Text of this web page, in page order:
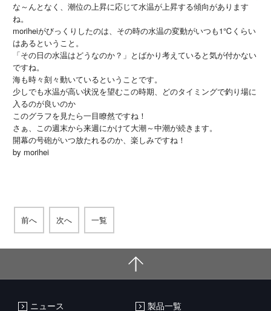
な～んとなく、潮位の上昇に応じて水温が上昇する傾向があります
ね。
moriheiがびっくりしたのは、その時の水温の変動がいつも1℃くらい
はあるということ。
「その日の水温はどうなのか？」とばかり考えていると気が付かない
ですね。
海も時々刻々動いているということです。
少しでも水温が高い状況を望むこの時期、どのタイミングで釣り場に
入るのが良いのか
このグラフを見たら一目瞭然ですね！
さぁ、この週末から来週にかけて大潮～中潮が続きます。
開幕の号砲がいつ放たれるのか、楽しみですね！
by morihei
前へ 次へ 一覧
ニュース 製品一覧